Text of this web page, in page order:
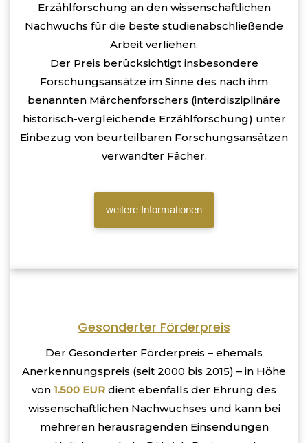
Erzählforschung an den wissenschaftlichen
Nachwuchs für die beste studienabschließende
Arbeit verliehen.
Der Preis berücksichtigt insbesondere
Forschungsansätze im Sinne des nach ihm
benannten Märchenforschers (interdisziplinäre
historisch-vergleichende Erzählforschung) unter
Einbezug von beurteilbaren Forschungsansätzen
verwandter Fächer.
weitere Informationen
Gesonderter Förderpreis
Der Gesonderter Förderpreis – ehemals
Anerkennungspreis (seit 2000 bis 2015) – in Höhe
von 1.500 EUR dient ebenfalls der Ehrung des
wissenschaftlichen Nachwuchses und kann bei
mehreren herausragenden Einsendungen